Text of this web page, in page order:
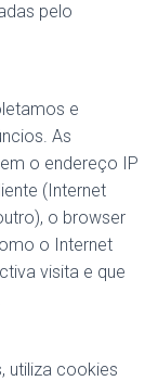
pelo
e
As
o endereço IP
(Internet
o browser
o Internet
visita e que
utiliza cookies